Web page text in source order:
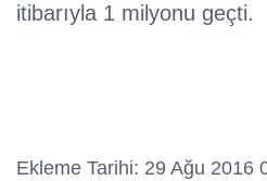
itibarıyla 1 milyonu geçti.
Ekleme Tarihi: 29 Ağu 2016